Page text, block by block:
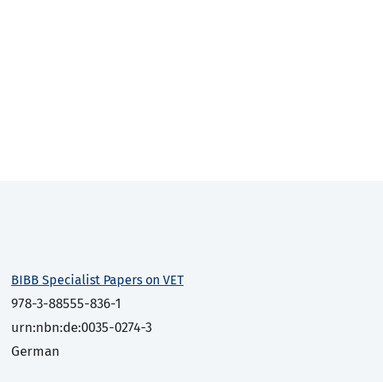
BIBB Specialist Papers on VET
978-3-88555-836-1
urn:nbn:de:0035-0274-3
German